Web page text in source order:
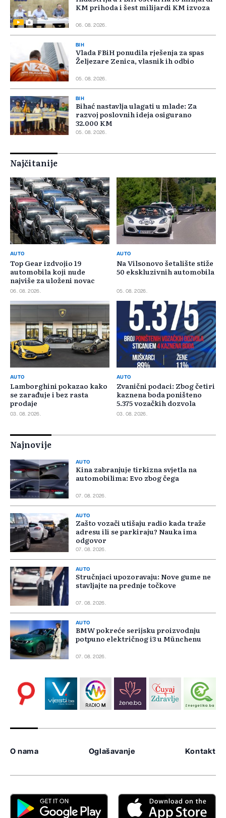
KM prihoda i šest milijardi KM izvoza
06. 08. 2026.
BIH
Vlada FBiH ponudila rješenja za spas
Željezare Zenica, vlasnik ih odbio
05. 08. 2026.
BIH
Bihać nastavlja ulagati u mlade: Za
razvoj poslovnih ideja osigurano
32.000 KM
05. 08. 2026.
Najčitanije
AUTO
Top Gear izdvojio 19
automobila koji nude
najviše za uloženi novac
06. 08. 2026.
AUTO
Na Vilsonovo šetalište stiže
50 ekskluzivnih automobila
05. 08. 2026.
AUTO
Lamborghini pokazao kako
se zarađuje i bez rasta
prodaje
03. 08. 2026.
AUTO
Zvanični podaci: Zbog četiri
kaznena boda poništeno
5.375 vozačkih dozvola
03. 08. 2026.
Najnovije
AUTO
Kina zabranjuje tirkizna svjetla na
automobilima: Evo zbog čega
07. 08. 2026.
AUTO
Zašto vozači utišaju radio kada traže
adresu ili se parkiraju? Nauka ima
odgovor
07. 08. 2026.
AUTO
Stručnjaci upozoravaju: Nove gume ne
stavljajte na prednje točkove
07. 08. 2026.
AUTO
BMW pokreće serijsku proizvodnju
potpuno električnog i3 u Münchenu
07. 08. 2026.
O nama Oglašavanje Kontakt